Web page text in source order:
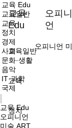
교육
Edu
교육일반
교육
정치
오피니
언
교육 Edu
교육일반
교육
정치
경제
사회
문화·생활
음악
IT·과학
국제
오피니언
교육 Edu
오피니언
미술 ART